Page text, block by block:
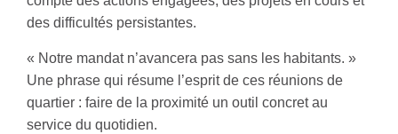
des difficultés persistantes.
« Notre mandat n’avancera pas sans les habitants. »
Une phrase qui résume l’esprit de ces réunions de
quartier : faire de la proximité un outil concret au
service du quotidien.